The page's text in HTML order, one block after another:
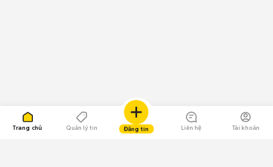
Trang chủ Quản lý tin Đăng tin Liên hệ Tài khoản